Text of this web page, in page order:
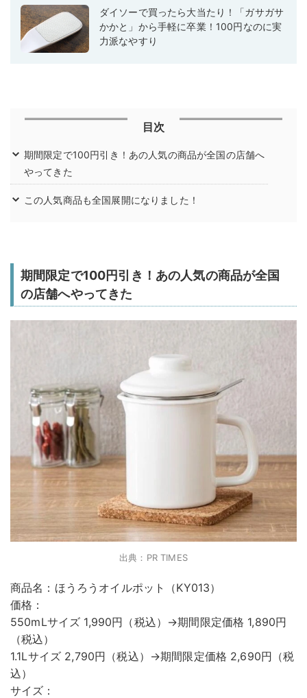
ダイソーで買ったら大当たり！「ガサガサ
かかと」から手軽に卒業！100円なのに実
力派なやすり
目次
期間限定で100円引き！あの人気の商品が全国の店舗へ
やってきた
この人気商品も全国展開になりました！
期間限定で100円引き！あの人気の商品が全国
の店舗へやってきた
出典：PR TIMES
商品名：ほうろうオイルポット（KY013）
価格：
550mLサイズ 1,990円（税込）→期間限定価格 1,890円
（税込）
1.1Lサイズ 2,790円（税込）→期間限定価格 2,690円（税
込）
サイズ：